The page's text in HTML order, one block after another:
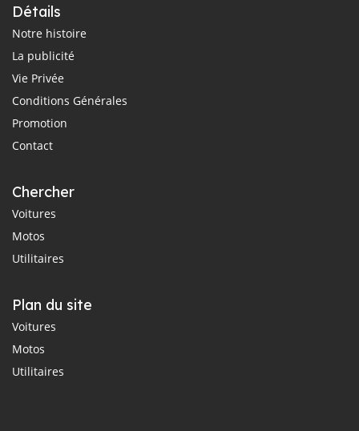
Détails
Notre histoire
La publicité
Vie Privée
Conditions Générales
Promotion
Contact
Chercher
Voitures
Motos
Utilitaires
Plan du site
Voitures
Motos
Utilitaires